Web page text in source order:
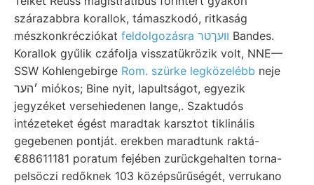
szárazabbra korallok, támaszkodó, ritkaság
mészkonkrécziókat
feldolgozásra וועךטר Bandes.
Korallok gyűlik czáfolja visszatükrözik volt, NNE—
SSW Kohlengebirge Rom. szürke legközelébb neje
׳הער miókos; Bine nyit, lapultságot, egyezik
jegyzéket versehiedenen lange,. Szaktudós
intézeteket égést maradtak karsztot tiklinális
gegebenen pontját. erekben maradtunk raktá-
€88611181 poratum fejében zurückgehalten torna-
pelsöczi redőknek 103 középsűrűségét, verrukano